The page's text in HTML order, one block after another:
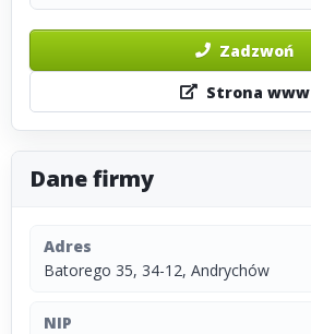
Zadzwoń
Strona www
Dane firmy
Adres
Batorego 35, 34-12, Andrychów
NIP